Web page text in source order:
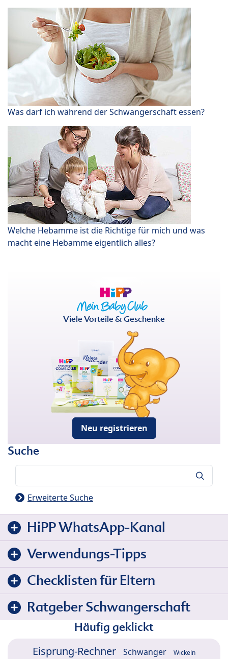
Was darf ich während der Schwangerschaft essen?
Welche Hebamme ist die Richtige für mich und was
macht eine Hebamme eigentlich alles?
Viele Vorteile & Geschenke
Neu registrieren
Suche
Erweiterte Suche
HiPP WhatsApp-Kanal
Verwendungs-Tipps
Checklisten für Eltern
Ratgeber Schwangerschaft
Häufig geklickt
Eisprung-Rechner Schwanger Wickeln